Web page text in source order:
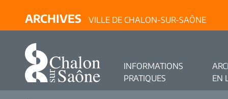
ARCHIVES VILLE DE CHALON-SUR-SAÔNE
INFORMATIONS
PRATIQUES
EN